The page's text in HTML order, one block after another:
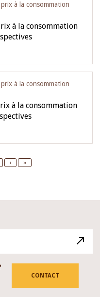
à la consommation
à la consommation
à la consommation
à la consommation
Next
›
Last
»
CONTACT